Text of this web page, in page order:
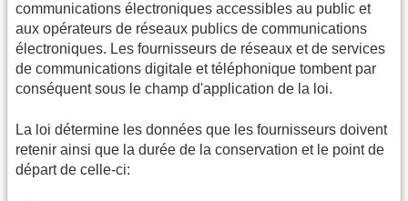
communications électroniques accessibles au public et
aux opérateurs de réseaux publics de communications
électroniques. Les fournisseurs de réseaux et de services
de communications digitale et téléphonique tombent par
conséquent sous le champ d'application de la loi.
La loi détermine les données que les fournisseurs doivent
retenir ainsi que la durée de la conservation et le point de
départ de celle-ci: